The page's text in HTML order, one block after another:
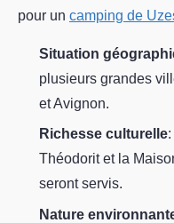
pour un camping de
Situation
plusieurs grandes
et Avignon.
Richesse culturelle
Théodorit et la
seront servis.
Nature